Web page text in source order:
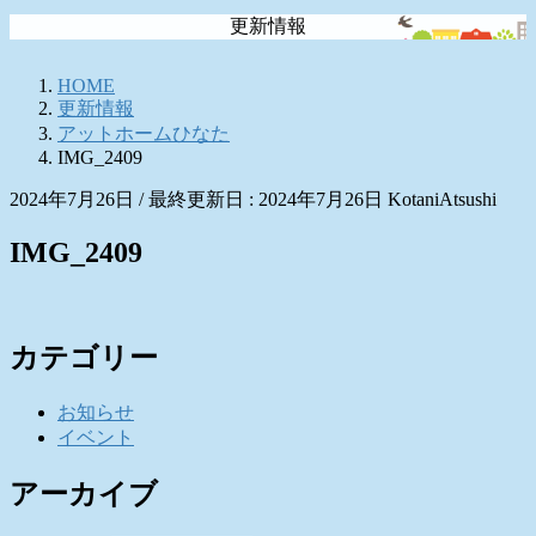
更新情報
HOME
更新情報
アットホームひなた
IMG_2409
2024年7月26日 / 最終更新日 : 2024年7月26日 KotaniAtsushi
IMG_2409
カテゴリー
お知らせ
イベント
アーカイブ